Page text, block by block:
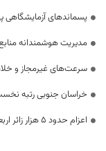
پسماندهای آزمایشگاهی
مدیریت هوشمندانه
سرعت‌های غیرمجاز و
خراسان جنوبی رتبه
اعزام حدود 5 هزار زائر اربعین از خراسان جنوبی؛ بازگشت‌ها آغاز شد